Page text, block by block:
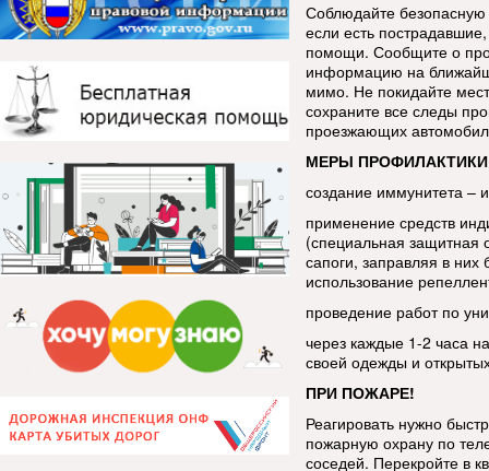
Соблюдайте
если есть
помощи. Сообщите о
информацию на
мимо. Не покидайте
сохраните все следы
проезжающих
МЕРЫ
создание иммунитета –
применение средств
(специальная защитная
сапоги, заправляя в
использование
проведение работ по
через каждые 1-2 часа
своей одежды и
ПРИ ПОЖАРЕ!
Реагировать нужно
пожарную охрану по
соседей. Перекройте в